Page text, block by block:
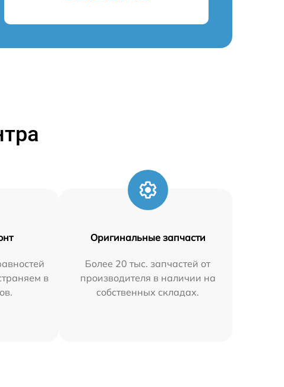
в
Оригинальные запчасти
Более 20 тыс. запчастей от
производителя в наличии на
собственных складах.